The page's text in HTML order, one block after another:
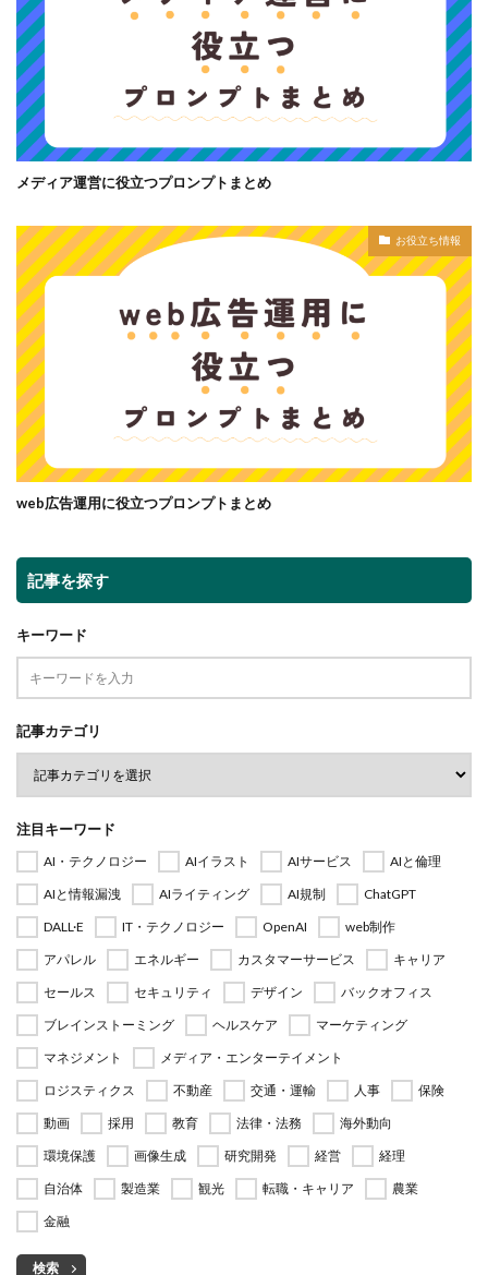
メディア運営に役立つプロンプトまとめ
お役立ち情報
web広告運用に役立つプロンプトまとめ
記事を探す
キーワード
記事カテゴリ
注目キーワード
AI・テクノロジー AIイラスト AIサービス
AIと倫理
AIと情報漏洩
AIライティング AI規制
ChatGPT
DALL·E
IT・テクノロジー OpenAI
web制作
アパレル
エネルギー カスタマーサービス
キャリア
セールス
セキュリティ デザイン
バックオフィス
ブレインストーミング
ヘルスケア
マーケティング
マネジメント
メディア・エンターテイメント
ロジスティクス
不動産 交通・運輸 人事
保険
動画
採用 教育 法律・法務
海外動向
環境保護
画像生成 研究開発 経営
経理
自治体
製造業 観光 転職・キャリア
農業
金融
検索